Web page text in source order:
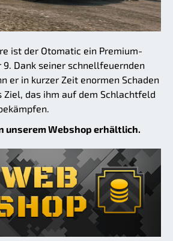
ist der Otomatic ein Premium-
9. Dank seiner schnellfeuernden
er in kurzer Zeit enormen Schaden
Ziel, das ihm auf dem Schlachtfeld
unserem Webshop erhältlich.